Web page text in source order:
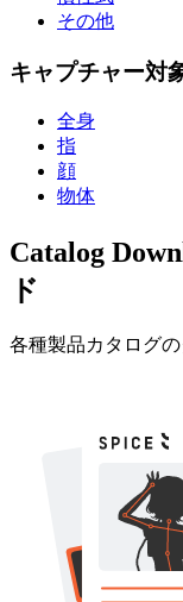
その他
キャプチャー対
全身
指
顔
物体
Catalog
ド
各種製品カタログ